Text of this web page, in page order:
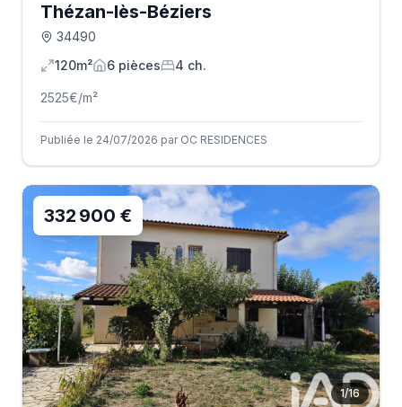
Thézan-lès-Béziers
34490
120m²
6 pièces 4 ch.
2525€/m²
Publiée le 24/07/2026 par OC RESIDENCES
1/16
332 900 €